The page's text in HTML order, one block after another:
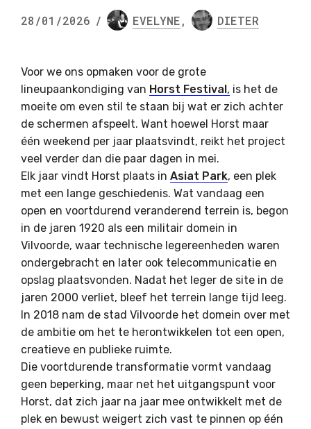
28/01/2026 / EVELYNE, DIETER
Voor we ons opmaken voor de grote
lineupaankondiging van Horst Festival , is het de
moeite om even stil te staan bij wat er zich achter
de schermen afspeelt. Want hoewel Horst maar
één weekend per jaar plaatsvindt, reikt het project
veel verder dan die paar dagen in mei.
Elk jaar vindt Horst plaats in Asiat Park, een plek
met een lange geschiedenis. Wat vandaag een
open en voortdurend veranderend terrein is, begon
in de jaren 1920 als een militair domein in
Vilvoorde, waar technische leger­eenheden waren
ondergebracht en later ook telecommunicatie en
opslag plaatsvonden. Nadat het leger de site in de
jaren 2000 verliet, bleef het terrein lange tijd leeg.
In 2018 nam de stad Vilvoorde het domein over met
de ambitie om het te herontwikkelen tot een open,
creatieve en publieke ruimte.
Die voortdurende transformatie vormt vandaag
geen beperking, maar net het uitgangspunt voor
Horst, dat zich jaar na jaar mee ontwikkelt met de
plek en bewust weigert zich vast te pinnen op één